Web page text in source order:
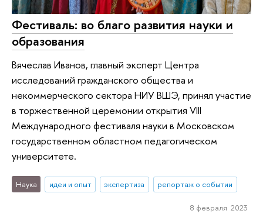
Фестиваль: во благо развития науки и
образования
Вячеслав Иванов, главный эксперт Центра
исследований гражданского общества и
некоммерческого сектора НИУ ВШЭ, принял участие
в торжественной церемонии открытия VIII
Международного фестиваля науки в Московском
государственном областном педагогическом
университете.
Наука идеи и опыт экспертиза репортаж о событии
8 февраля 2023